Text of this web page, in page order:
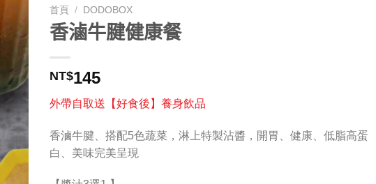
首頁 / DODOBOX
香滷牛腱健康餐
NT$145
外帶自取送【好食後】養身飲品
香滷牛腱、搭配5色蔬菜，淋上特製沾醬，開胃、健康、低脂高蛋
白、美味完美呈現